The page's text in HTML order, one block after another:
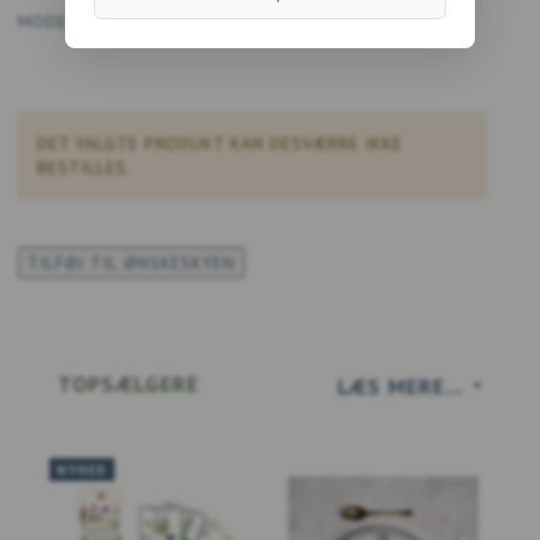
MODEL/VARENR.: 5740028902645
DET VALGTE PRODUKT KAN DESVÆRRE IKKE
BESTILLES.
TILFØJ TIL ØNSKESKYEN
LÆS MERE...
TOPSÆLGERE
NYHED